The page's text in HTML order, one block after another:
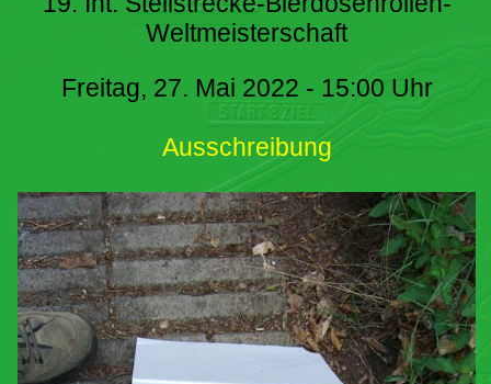
Weltmeisterschaft
Freitag, 27. Mai 2022 - 15:00 Uhr
Ausschreibung